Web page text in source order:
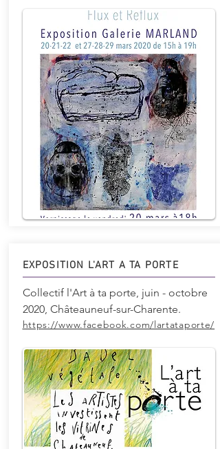
EXPOSITION L'ART A TA PORTE
Collectif l'Art à ta porte, juin - octobre
2020, Châteauneuf-sur-Charente.
https://www.facebook.com/lartataporte/